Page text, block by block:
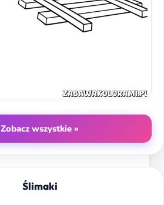
Zobacz wszystkie »
Ślimaki